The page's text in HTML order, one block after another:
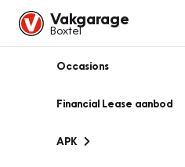
Vakgarage
Boxtel
Occasions
Financial Lease aanbod
APK